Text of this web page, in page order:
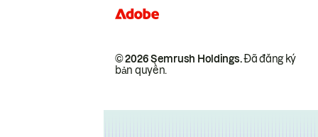
© 2026 Semrush Holdings.Đã đăng ký
bản quyền.